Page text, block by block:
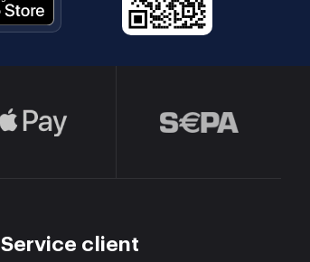
Service client